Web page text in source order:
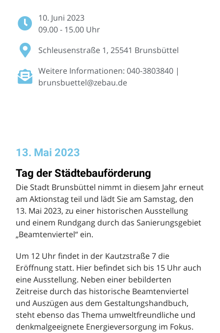
10. Juni 2023
09.00 - 15.00 Uhr
Schleusenstraße 1, 25541 Brunsbüttel
Weitere Informationen: 040-3803840 |
brunsbuettel@zebau.de
13. Mai 2023
Tag der Städtebauförderung
Die Stadt Brunsbüttel nimmt in diesem Jahr erneut
am Aktionstag teil und lädt Sie am Samstag, den
13. Mai 2023, zu einer historischen Ausstellung
und einem Rundgang durch das Sanierungsgebiet
„Beamtenviertel“ ein.
Um 12 Uhr findet in der Kautzstraße 7 die
Eröffnung statt. Hier befindet sich bis 15 Uhr auch
eine Ausstellung. Neben einer bebilderten
Zeitreise durch das historische Beamtenviertel
und Auszügen aus dem Gestaltungshandbuch,
steht ebenso das Thema umweltfreundliche und
denkmalgeeignete Energieversorgung im Fokus.